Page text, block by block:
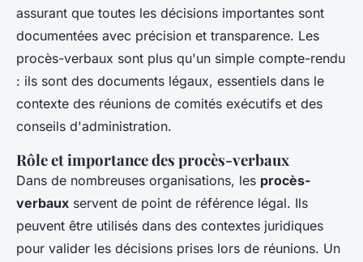
assurant que toutes les décisions importantes sont
documentées avec précision et transparence. Les
procès-verbaux sont plus qu'un simple compte-rendu
: ils sont des documents légaux, essentiels dans le
contexte des réunions de comités exécutifs et des
conseils d'administration.
Rôle et importance des procès-verbaux
Dans de nombreuses organisations, les procès-
verbaux servent de point de référence légal. Ils
peuvent être utilisés dans des contextes juridiques
pour valider les décisions prises lors de réunions. Un